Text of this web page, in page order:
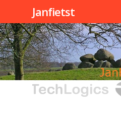
to
main
content
Janfietst